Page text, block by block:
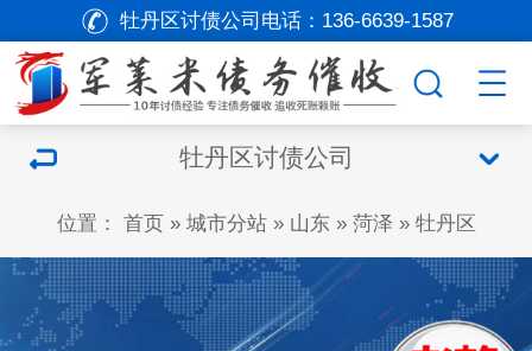
牡丹区讨债公司电话： 136-6639-1587
牡丹区讨债公司
位置： 首页» 城市分站» 山东» 菏泽 » 牡丹区